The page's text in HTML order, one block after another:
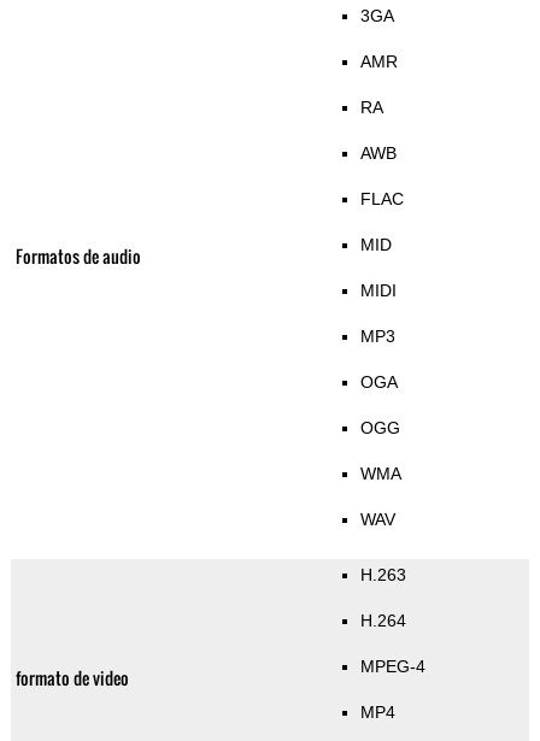
Formatos de audio
3GA
AMR
RA
AWB
FLAC
MID
MIDI
MP3
OGA
OGG
WMA
WAV
formato de video
H.263
H.264
MPEG-4
MP4